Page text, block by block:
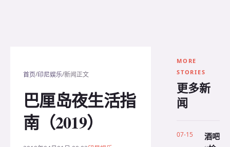
首页/印尼娱乐/新闻正文
巴厘岛夜生活指
南（2019）
MORE
STORIES
更多新
闻
07-15
酒吧